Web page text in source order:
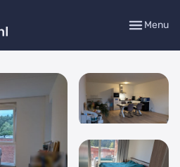
Menu